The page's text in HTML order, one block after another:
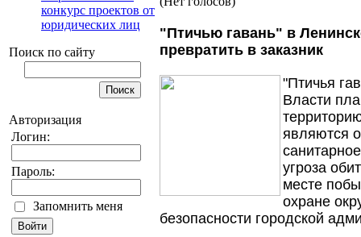
конкурс проектов от
юридических лиц
Поиск по сайту
Авторизация
Логин:
Пароль:
Запомнить меня
"Птичью гавань" в
превратить в заказник
"Птичья
Власти
являются
угроза
месте
охране
безопасности городской